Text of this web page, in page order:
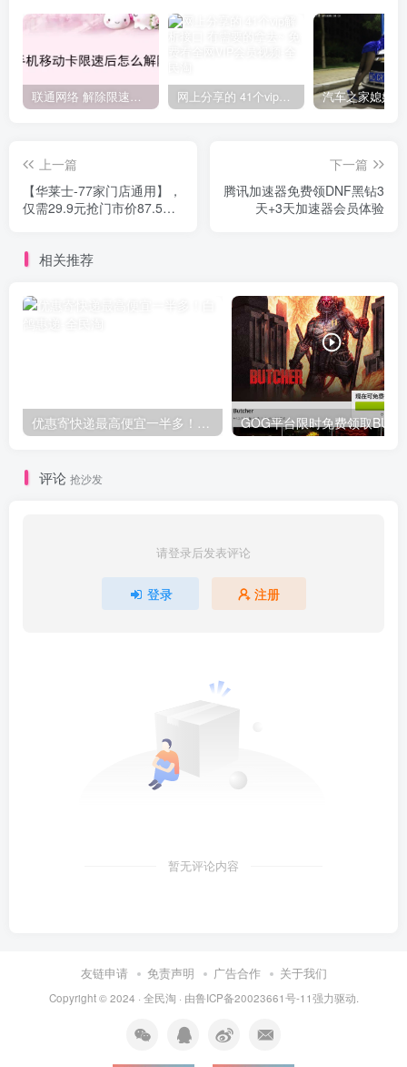
联通网络 解除限速方法参考！畅享、畅玩、老白干等及其它地区自测了 网上分享的 41个vip解析接口 有需要的拿去~ 免费看全网VIP会员视频
上一篇
【华莱士-77家门店通用】，
仅需29.9元抢门市价87.5元
下一篇
腾讯加速器免费领DNF黑钻3
天+3天加速器会员体验
相关推荐
优惠寄快递最高便宜一半多！白鸽惠递
评论 抢沙发
请登录后发表评论
登录 注册
暂无评论内容
友链申请 免责声明 广告合作 关于我们
Copyright © 2024 · 全民淘 · 由鲁ICP备20023661号-11强力驱动.